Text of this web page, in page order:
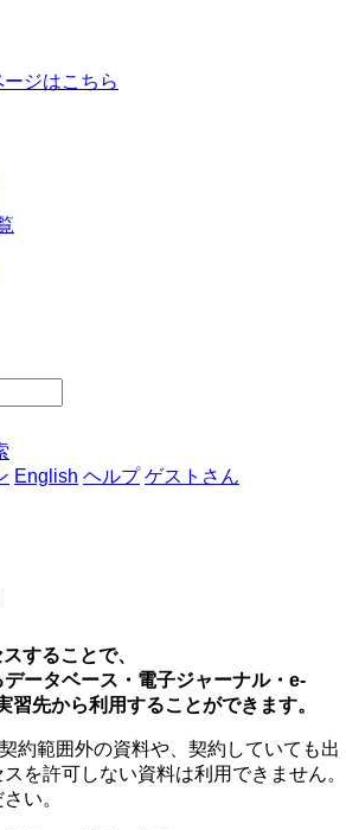
ジはこちら
English ヘルプ ゲストさん
することで、
ータベース・電子ジャーナル・e-
習先から利用することができます。
約範囲外の資料や、契約していても出
を許可しない資料は利用できません。
い。